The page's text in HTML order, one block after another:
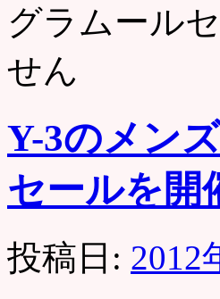
グラムール
せん
Y-3のメン
セールを開
投稿日: 2012